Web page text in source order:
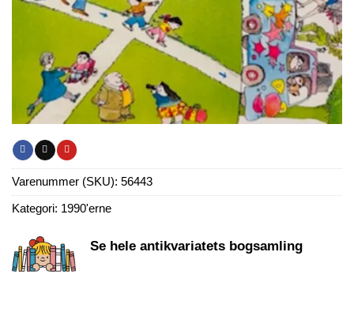
Varenummer (SKU): 56443
Kategori: 1990'erne
Se hele antikvariatets bogsamling